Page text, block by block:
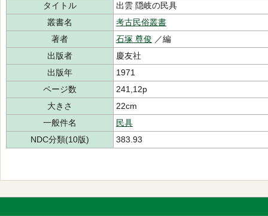
タイトル
出雲 隠岐の民具
叢書名
考古民俗叢書
著者
石塚 尊俊 ／編
出版者
慶友社
出版年
1971
ページ数
241,12p
大きさ
22cm
一般件名
民具
NDC分類(10版)
383.93